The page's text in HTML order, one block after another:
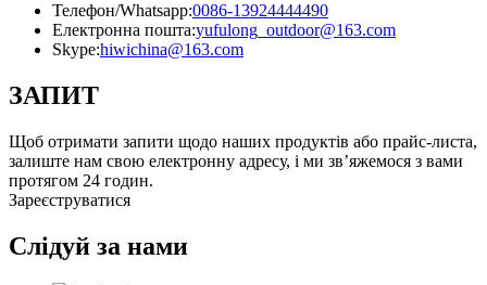
Телефон/Whatsapp:0086-13924444490
Електронна пошта:yufulong_outdoor@163.com
Skype:hiwichina@163.com
ЗАПИТ
Щоб отримати запити щодо наших продуктів або прайс-листа,
залиште нам свою електронну адресу, і ми зв’яжемося з вами
протягом 24 годин.
Зареєструватися
Слідуй за нами